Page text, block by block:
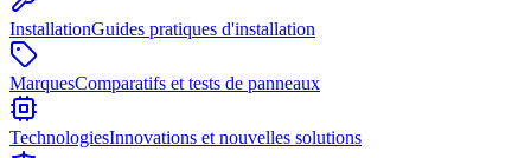
InstallationGuides pratiques d'installation
MarquesComparatifs et tests de panneaux
TechnologiesInnovations et nouvelles solutions